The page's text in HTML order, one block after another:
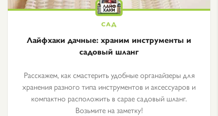
Лайфхаки дачные: храним инструменты и
садовый шланг
Расскажем, как смастерить удобные органайзеры для
хранения разного типа инструментов и аксессуаров и
компактно расположить в сарае садовый шланг.
Возьмите на заметку!